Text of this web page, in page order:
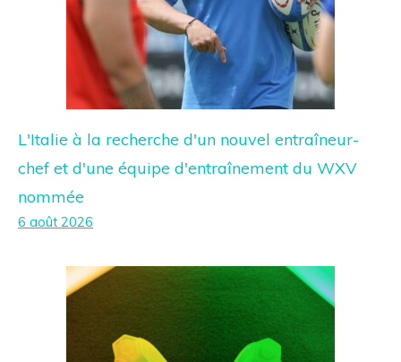
L'Italie à la recherche d'un nouvel entraîneur-
chef et d'une équipe d'entraînement du WXV
nommée
6 août 2026